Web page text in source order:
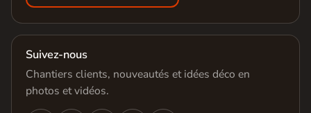
Suivez-nous
Chantiers clients, nouveautés et idées déco en
photos et vidéos.